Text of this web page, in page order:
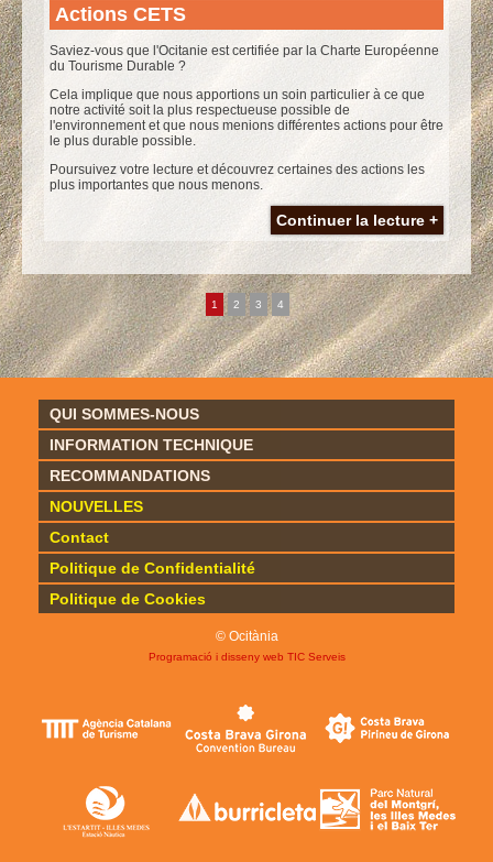
Actions CETS
Saviez-vous que l'Ocitanie est certifiée par la Charte Européenne
du Tourisme Durable ?
Cela implique que nous apportions un soin particulier à ce que
notre activité soit la plus respectueuse possible de
l'environnement et que nous menions différentes actions pour être
le plus durable possible.
Poursuivez votre lecture et découvrez certaines des actions les
plus importantes que nous menons.
Continuer la lecture +
1 2 3 4
QUI SOMMES-NOUS
INFORMATION TECHNIQUE
RECOMMANDATIONS
NOUVELLES
Contact
Politique de Confidentialité
Politique de Cookies
© Ocitània
Programació i disseny web TIC Serveis